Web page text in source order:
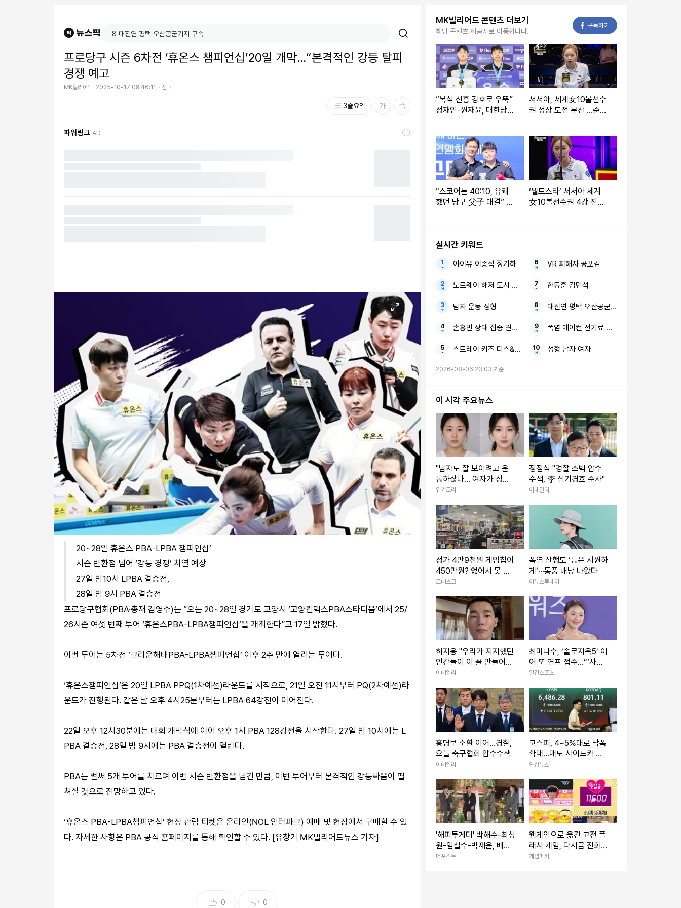
프로당구 시즌 6차전 ‘휴온스 챔피언십’20일 개막…“본격적인 강등 탈피
경쟁 예고
MK빌리어드 2025-10-17 09:46:11 신고
3줄요약
파워링크 AD
20~28일 휴온스 PBA-LPBA 챔피언십’
시즌 반환점 넘어 ‘강등 경쟁’ 치열 예상
27일 밤10시 LPBA 결승전,
28일 밤 9시 PBA 결승전
프로당구협회(PBA·총재 김영수)는 “오는 20~28일 경기도 고양시 ‘고양킨텍스PBA스타디움’에서 25/
26시즌 여섯 번째 투어 ‘휴온스PBA-LPBA챔피언십’을 개최한다”고 17일 밝혔다.
이번 투어는 5차전 ‘크라운해태PBA-LPBA챔피언십’ 이후 2주 만에 열리는 투어다.
‘휴온스챔피언십’은 20일 LPBA PPQ(1차예선)라운드를 시작으로, 21일 오전 11시부터 PQ(2차예선)라
운드가 진행된다. 같은 날 오후 4시25분부터는 LPBA 64강전이 이어진다.
22일 오후 12시30분에는 대회 개막식에 이어 오후 1시 PBA 128강전을 시작한다. 27일 밤 10시에는 L
PBA 결승전, 28일 밤 9시에는 PBA 결승전이 열린다.
PBA는 벌써 5개 투어를 치르며 이번 시즌 반환점을 넘긴 만큼, 이번 투어부터 본격적인 강등싸움이 펼
쳐질 것으로 전망하고 있다.
‘휴온스 PBA-LPBA챔피언십’ 현장 관람 티켓은 온라인(NOL 인터파크) 예매 및 현장에서 구매할 수 있
다. 자세한 사항은 PBA 공식 홈페이지를 통해 확인할 수 있다. [유창기 MK빌리어드뉴스 기자]
0 0
MK빌리어드 콘텐츠 더보기
해당 콘텐츠 제공사로 이동합니다.
구독하기
“복식 신흥 강호로 우뚝”
정재인-원재윤, 대한당구
서서아, 세계女10볼선수
권 정상 도전 무산 …준결
“스코어는 40:10, 유쾌
했던 당구 父子 대결” 조
‘월드스타’ 서서아 세계
女10볼선수권 4강 진출,
실시간 키워드
아이유 이종석 장기하
노르웨이 해저 도시 거대 로봇
남자 운동 성형
손흥민 상대 집중 견제 5경기 연속골 불발
스트레이 키즈 디스&댓 글로벌 질주
VR 피해자 공포감
한동훈 김민석
대진연 평택 오산공군기지 구속
폭염 에어컨 전기료 폭탄
성형 남자 여자
2026-08-06 23:03 기준
이 시각 주요뉴스
"남자도 잘 보이려고 운
동하잖나... 여자가 성형
하는 게 대체 왜 문제냐"
위키트리
정점식 "경찰 스벅 압수
수색, 李 심기경호 수사"
이데일리
정가 4만9천원 게임칩이
450만원? 없어서 못 사
는 '그 시절의 향수'
르데스크
폭염 산행도 ‘등은 시원하
게’···통풍 배낭 나왔다
이뉴스투데이
허지웅 "우리가 지지했던
인간들이 이 꼴 만들어…
책임지자"
이데일리
최미나수, ‘솔로지옥5’ 이
어 또 연프 접수…“‘사사
로운 만남추구’ MC 발
일간스포츠
홍명보 소환 이어…경찰,
오늘 축구협회 압수수색
이데일리
코스피, 4~5%대로 낙폭
확대…매도 사이드카 발
동
연합뉴스
'해피투게더' 박해수-최성
원-임철수-박재윤, 배우
절친 4인방 출격! "8년간
더포스트
웹게임으로 옮긴 고전 플
래시 게임, 다시금 진화
중
게임메카